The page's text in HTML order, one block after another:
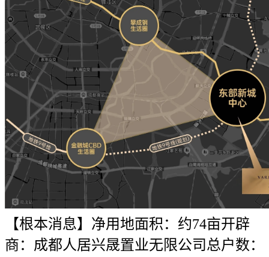
【根本消息】净用地面积：约74亩开辟
商：成都人居兴晟置业无限公司总户数：